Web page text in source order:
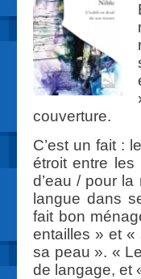
couverture.
C’est un fait :
étroit entre
d’eau / pour
langue dans
fait bon
entailles » et «
sa peau ». «
de langage, et